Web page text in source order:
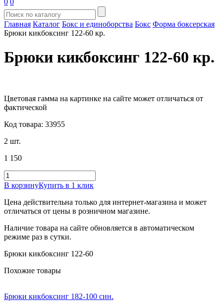
0 0
Главная Каталог Бокс и единоборства Бокс Форма боксерская
Брюки кикбоксинг 122-60 кр.
Брюки кикбоксинг 122-60 кр.
Цветовая гамма на картинке на сайте может отличаться от
фактической
Код товара: 33955
2 шт.
1 150
В корзинуКупить в 1 клик
Цена действительна только для интернет-магазина и может
отличаться от цены в розничном магазине.
Наличие товара на сайте обновляется в автоматическом
режиме раз в сутки.
Брюки кикбоксинг 122-60
Похожие товары
Брюки кикбоксинг 182-100 син.